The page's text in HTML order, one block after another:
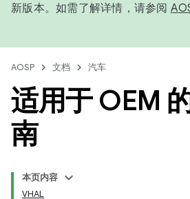
新版本。如需了解详情，请参阅
AOSP 文档 汽车
适用于 OEM
南
本页内容
VHAL